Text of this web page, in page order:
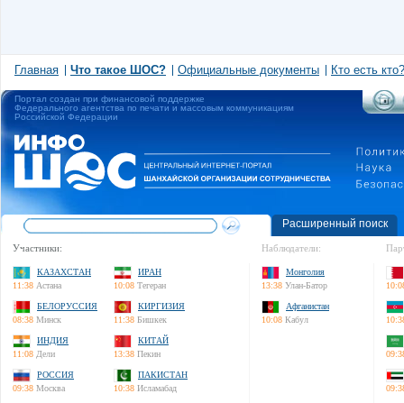
Главная Что такое ШОС? Официальные документы Кто есть кто?
Портал создан при финансовой поддержке
Федерального агентства по печати и массовым коммуникациям
Российской Федерации
Расширенный поиск
Участники:
КАЗАХСТАН
11:38 Астана
ИРАН
10:08 Тегеран
БЕЛОРУССИЯ
08:38 Минск
КИРГИЗИЯ
11:38 Бишкек
ИНДИЯ
11:08 Дели
КИТАЙ
13:38 Пекин
РОССИЯ
09:38 Москва
ПАКИСТАН
10:38 Исламабад
Наблюдатели:
Монголия
13:38 Улан-Батор
Афганистан
10:08 Кабул